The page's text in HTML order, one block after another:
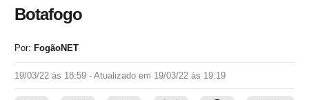
Botafogo
Por: FogãoNET
19/03/22 às 18:59 - Atualizado em 19/03/22 às 19:19